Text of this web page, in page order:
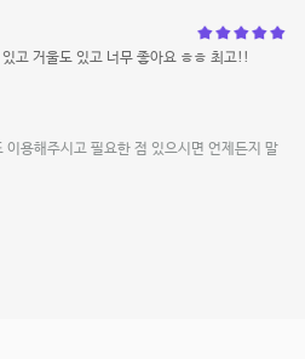
고 거울도 있고 너무 좋아요 ㅎㅎ 최고!!
이용해주시고 필요한 점 있으시면 언제든지 말